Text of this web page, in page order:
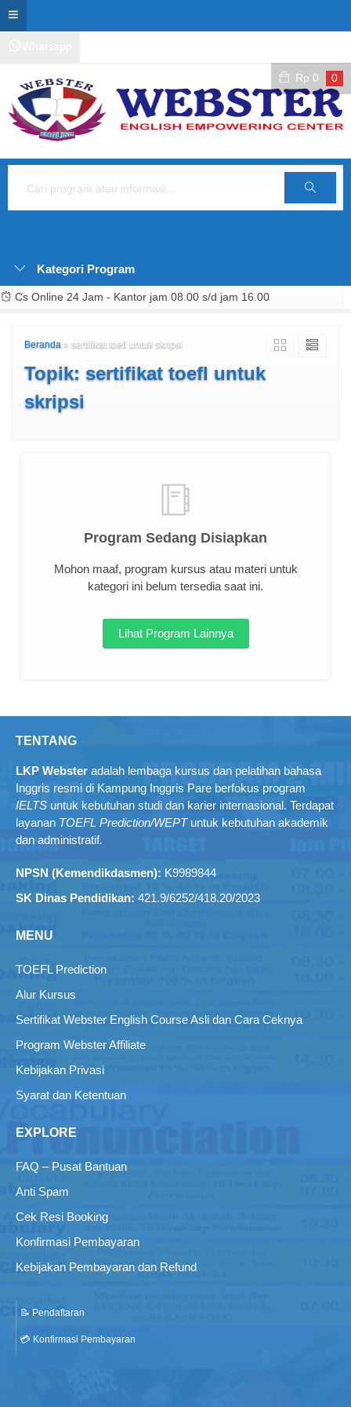
Rp 0 0
Cari
Kategori Program
Cs Online 24 Jam - Kantor jam 08.00 s/d jam 16.00
Beranda » sertifikat toefl untuk skripsi
Topik: sertifikat toefl untuk
skripsi
Program Sedang Disiapkan
Mohon maaf, program kursus atau materi untuk
kategori ini belum tersedia saat ini.
Lihat Program Lainnya
TENTANG
LKP Webster adalah lembaga kursus dan pelatihan bahasa
Inggris resmi di Kampung Inggris Pare berfokus program
IELTS untuk kebutuhan studi dan karier internasional. Terdapat
layanan TOEFL Prediction/WEPTuntuk kebutuhan akademik
dan administratif.
NPSN (Kemendikdasmen): K9989844
SK Dinas Pendidikan: 421.9/6252/418.20/2023
MENU
TOEFL Prediction
Alur Kursus
Sertifikat Webster English Course Asli dan Cara Ceknya
Program Webster Affiliate
Kebijakan Privasi
Syarat dan Ketentuan
EXPLORE
FAQ – Pusat Bantuan
Anti Spam
Cek Resi Booking
Konfirmasi Pembayaran
Kebijakan Pembayaran dan Refund
📝 Pendaftaran
💳 Konfirmasi Pembayaran